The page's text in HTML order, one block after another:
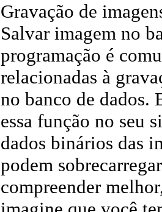
Gravação de
Salvar imagem no
programação é
relacionadas à
no banco de dados.
essa função no seu
dados binários das
podem
compreender